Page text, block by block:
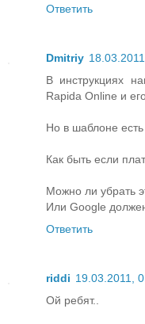
Ответить
Dmitriy
В инструкциях
Rapida Online и
Но в шаблоне
Как быть если
Можно ли убрать
Или Google
Ответить
riddi 19.03.2011,
Ой ребят..